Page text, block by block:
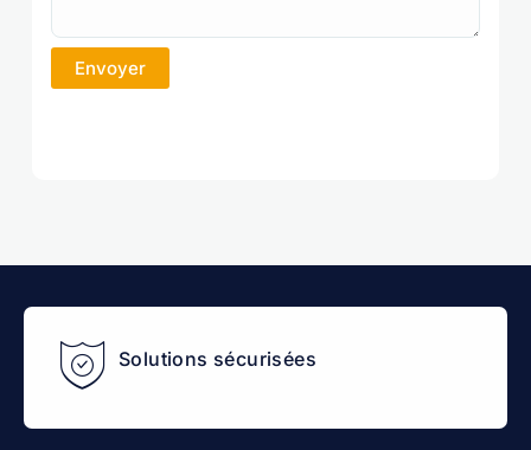
Solutions sécurisées